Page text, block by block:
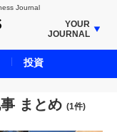
Journal
YOUR
JOURNAL
まとめ (1件)
投資